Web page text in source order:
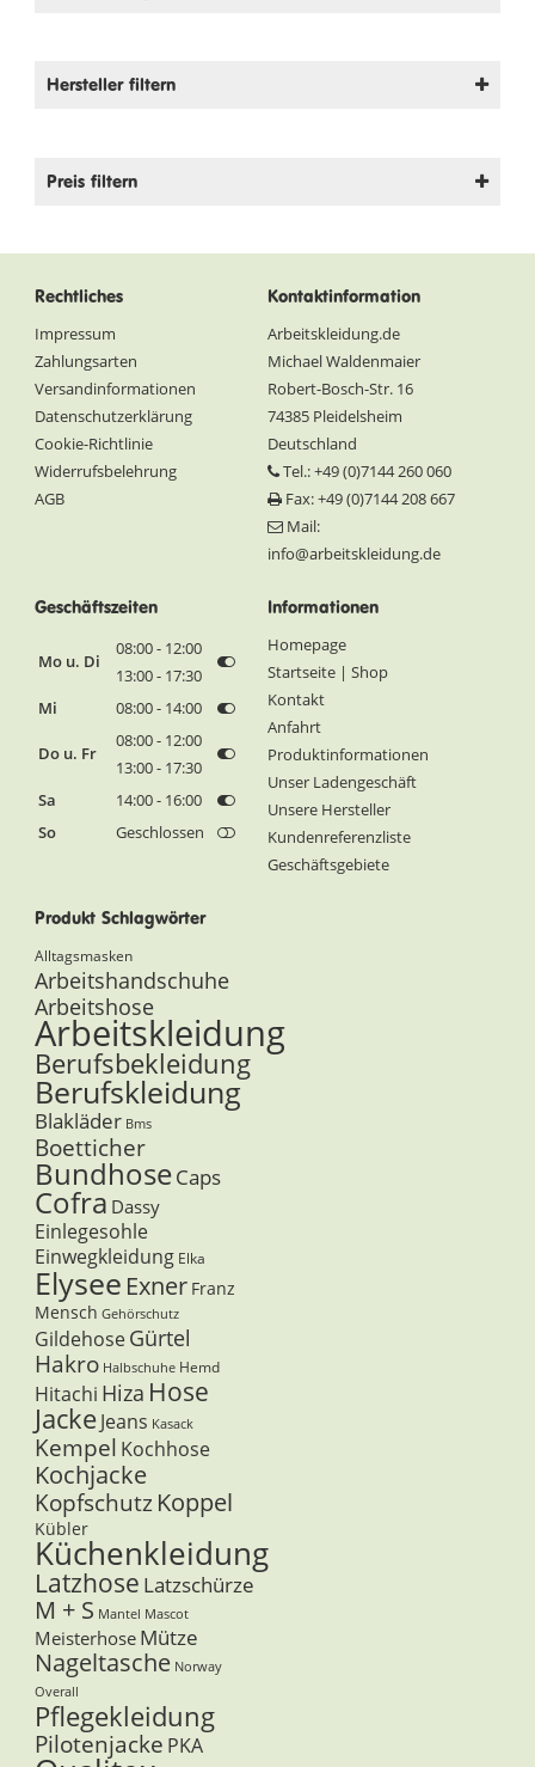
Hersteller filtern
Preis filtern
Rechtliches
Impressum
Zahlungsarten
Versandinformationen
Datenschutzerklärung
Cookie-Richtlinie
Widerrufsbelehrung
AGB
Kontaktinformation
Arbeitskleidung.de
Michael Waldenmaier
Robert-Bosch-Str. 16
74385 Pleidelsheim
Deutschland
Tel.: +49 (0)7144 260 060
Fax: +49 (0)7144 208 667
Mail:
info@arbeitskleidung.de
Geschäftszeiten
Mo u. Di
08:00 - 12:00
13:00 - 17:30
Mi
08:00 - 14:00
Do u. Fr
08:00 - 12:00
13:00 - 17:30
Sa
14:00 - 16:00
So
Geschlossen
Informationen
Homepage
Startseite | Shop
Kontakt
Anfahrt
Produktinformationen
Unser Ladengeschäft
Unsere Hersteller
Kundenreferenzliste
Geschäftsgebiete
Produkt Schlagwörter
Alltagsmasken
Arbeitshandschuhe
Arbeitshose
Arbeitskleidung
Berufsbekleidung
Berufskleidung
Blakläder Bms
Boetticher
BundhoseCaps
Cofra Dassy
Einlegesohle
Einwegkleidung Elka
Elysee Exner Franz
Mensch Gehörschutz
GildehoseGürtel
Hakro Halbschuhe Hemd
Hitachi Hiza Hose
JackeJeans Kasack
Kempel Kochhose
Kochjacke
KopfschutzKoppel
Kübler
Küchenkleidung
Latzhose Latzschürze
M + S Mantel Mascot
Meisterhose Mütze
Nageltasche Norway
Overall
Pflegekleidung
Pilotenjacke PKA